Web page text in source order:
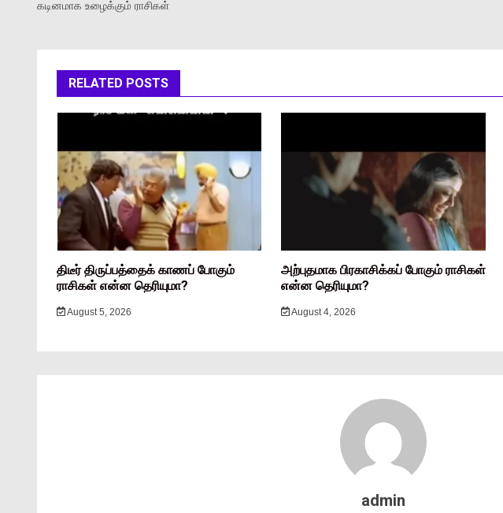
கடினமாக உழைக்கும் ராசிகள்
RELATED POSTS
திடீர் திருப்பத்தைக் காணப் போகும்
ராசிகள் என்ன தெரியுமா?
August 5, 2026
அற்புதமாக பிரகாசிக்கப் போகும் ராசிகள்
என்ன தெரியுமா?
August 4, 2026
admin